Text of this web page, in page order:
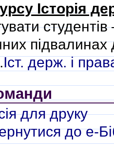
Історія
Іст. держ. і
для друку
до e-